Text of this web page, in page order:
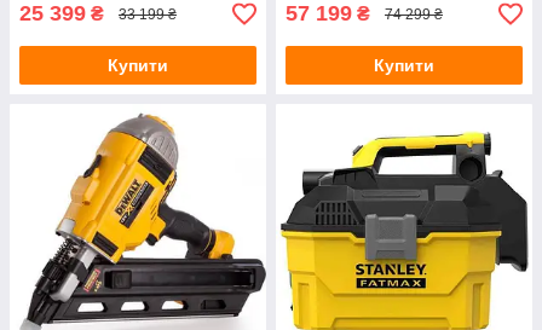
25 399 ₴ 33 199 ₴
Купити
57 199 ₴ 74 299 ₴
Купити